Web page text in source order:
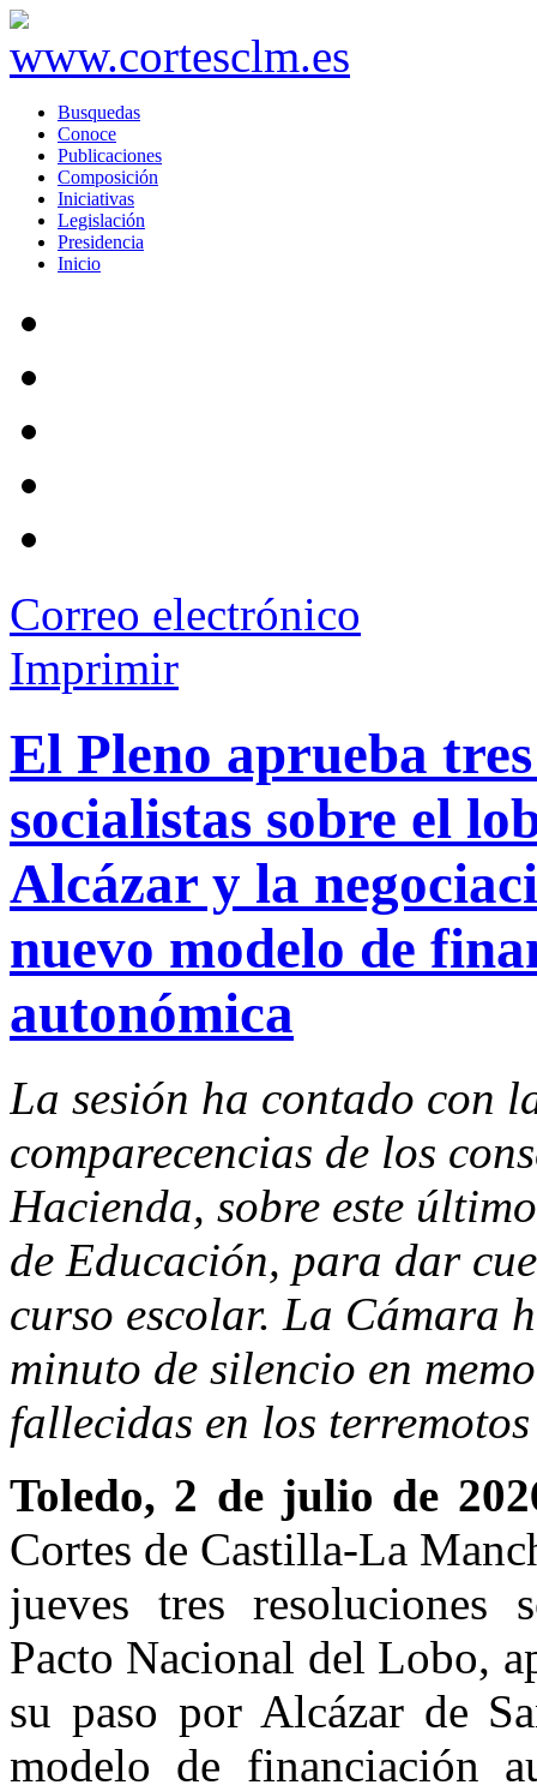
Busquedas
Conoce
Publicaciones
Composición
Iniciativas
Legislación
Presidencia
Inicio
Correo electrónico
Imprimir
El Pleno aprueba
socialistas sobre el
Alcázar y la
nuevo modelo de
autonómica
La sesión ha contado con
comparecencias de los
Hacienda, sobre este
de Educación, para dar
curso escolar. La Cámara
minuto de silencio en
fallecidas en los terremotos
Toledo, 2 de julio de
Cortes de Castilla-La
jueves tres resoluciones
Pacto Nacional del Lobo,
su paso por Alcázar de
modelo de financiación